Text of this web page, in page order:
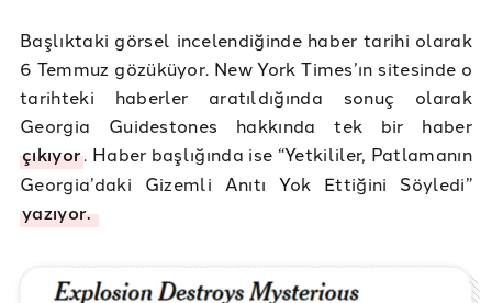
Başlıktaki görsel incelendiğinde haber tarihi olarak
6 Temmuz gözüküyor. New York Times’ın sitesinde o
tarihteki haberler aratıldığında sonuç olarak
Georgia Guidestones hakkında tek bir haber
çıkıyor. Haber başlığında ise “Yetkililer, Patlamanın
Georgia’daki Gizemli Anıtı Yok Ettiğini Söyledi”
yazıyor.